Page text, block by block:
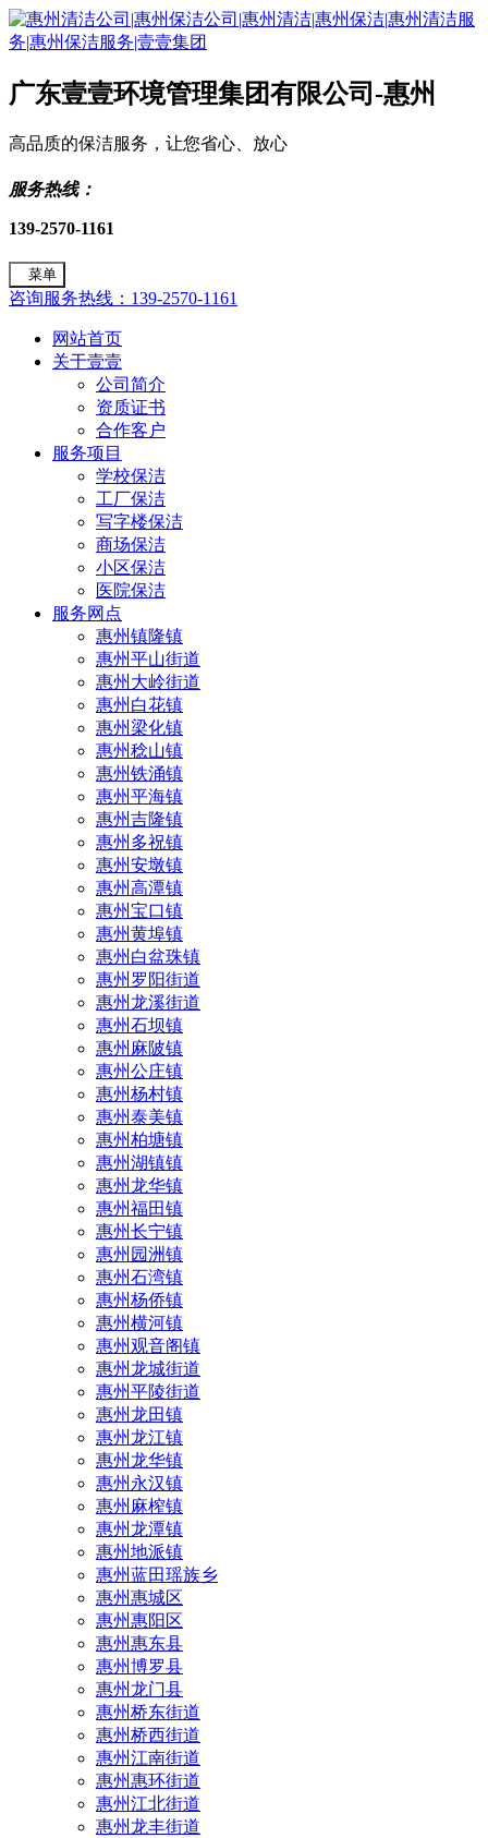
广东壹壹环境管理集团有限公司-惠州
高品质的保洁服务，让您省心、放心
服务热线：
139-2570-1161
菜单
咨询服务热线：139-2570-1161
网站首页
关于壹壹
公司简介
资质证书
合作客户
服务项目
学校保洁
工厂保洁
写字楼保洁
商场保洁
小区保洁
医院保洁
服务网点
惠州镇隆镇
惠州平山街道
惠州大岭街道
惠州白花镇
惠州梁化镇
惠州稔山镇
惠州铁涌镇
惠州平海镇
惠州吉隆镇
惠州多祝镇
惠州安墩镇
惠州高潭镇
惠州宝口镇
惠州黄埠镇
惠州白盆珠镇
惠州罗阳街道
惠州龙溪街道
惠州石坝镇
惠州麻陂镇
惠州公庄镇
惠州杨村镇
惠州泰美镇
惠州柏塘镇
惠州湖镇镇
惠州龙华镇
惠州福田镇
惠州长宁镇
惠州园洲镇
惠州石湾镇
惠州杨侨镇
惠州横河镇
惠州观音阁镇
惠州龙城街道
惠州平陵街道
惠州龙田镇
惠州龙江镇
惠州龙华镇
惠州永汉镇
惠州麻榨镇
惠州龙潭镇
惠州地派镇
惠州蓝田瑶族乡
惠州惠城区
惠州惠阳区
惠州惠东县
惠州‌博罗县
惠州‌龙门县
惠州桥东街道
惠州桥西街道
惠州江南街道
惠州惠环街道
惠州江北街道
惠州龙丰街道